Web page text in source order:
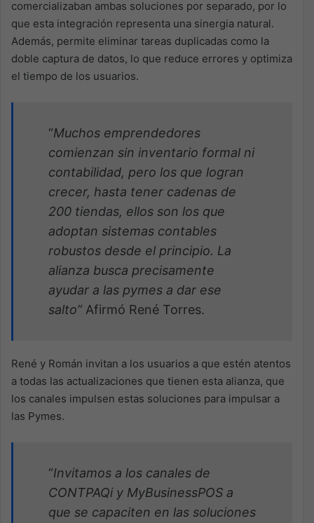
comercializaban ambas soluciones por separado, por lo
que esta integración representa una sinergia natural.
Además, permite eliminar tareas duplicadas como la
doble captura de datos, lo que reduce errores y optimiza
el tiempo de los usuarios.
“Muchos emprendedores
comienzan sin inventario formal ni
contabilidad, pero los que logran
crecer, hasta tener cadenas de
200 tiendas, ellos son los que
adoptan sistemas contables
robustos desde el principio. La
alianza busca precisamente
ayudar a las pymes a dar ese
salto” Afirmó René Torres.
René y Román invitan a los usuarios a que estén atentos
a todas las actualizaciones que tienen esta alianza, que
los canales impulsen estas soluciones para impulsar a
las Pymes.
“Invitamos a los canales de
CONTPAQi y MyBusinessPOS a
que se capaciten en las soluciones